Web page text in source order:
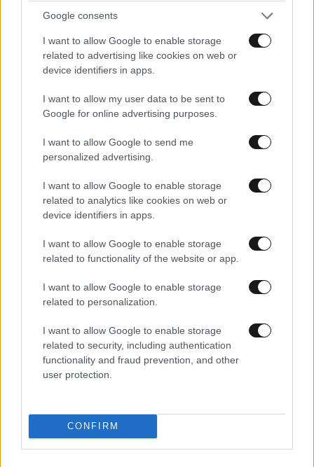
Google consents
I want to allow Google to enable storage
related to advertising like cookies on web or
device identifiers in apps.
I want to allow my user data to be sent to
Google for online advertising purposes.
I want to allow Google to send me
personalized advertising.
I want to allow Google to enable storage
related to analytics like cookies on web or
device identifiers in apps.
I want to allow Google to enable storage
related to functionality of the website or app.
I want to allow Google to enable storage
related to personalization.
I want to allow Google to enable storage
related to security, including authentication
functionality and fraud prevention, and other
user protection.
CONFIRM
08·08·2026 00:08
σήμα που σταμάτησε τρένο με 2,6 εκατ. λίρες
LIFESTYLE07·08·2026 22:34
Κρίση στο Μπρουνέι: Ο σουλτάνος αφαίρεσε
όλους τους τίτλους της νύφης του χωρίς καμία
εξήγηση